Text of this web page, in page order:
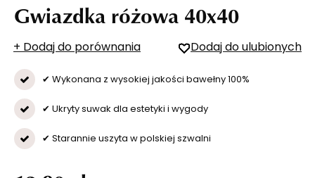
Gwiazdka różowa 40x40
+ Dodaj do porównania Dodaj do ulubionych
✔ Wykonana z wysokiej jakości bawełny 100%
✔ Ukryty suwak dla estetyki i wygody
✔ Starannie uszyta w polskiej szwalni